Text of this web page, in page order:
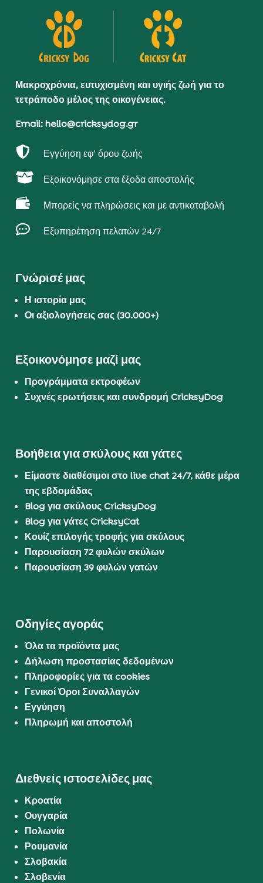
Μακροχρόνια, ευτυχισμένη και υγιής ζωή για το
τετράποδο μέλος της οικογένειας.
Email: hello@cricksydog.gr
 Εγγύηση εφ’ όρου ζωής
 Εξοικονόμησε στα έξοδα αποστολής
 Μπορείς να πληρώσεις και με αντικαταβολή
 Εξυπηρέτηση πελατών 24/7
Γνώρισέ μας
Η ιστορία μας
Οι αξιολογήσεις σας (30.000+)
Εξοικονόμησε μαζί μας
Προγράμματα εκτροφέων
Συχνές ερωτήσεις και συνδρομή CricksyDog
Βοήθεια για σκύλους και γάτες
Είμαστε διαθέσιμοι στο live chat 24/7, κάθε μέρα
της εβδομάδας
Blog για σκύλους CricksyDog
Blog για γάτες CricksyCat
Κουίζ επιλογής τροφής για σκύλους
Παρουσίαση 72 φυλών σκύλων
Παρουσίαση 39 φυλών γατών
Οδηγίες αγοράς
Όλα τα προϊόντα μας
Δήλωση προστασίας δεδομένων
Πληροφορίες για τα cookies
Γενικοί Όροι Συναλλαγών
Εγγύηση
Πληρωμή και αποστολή
Διεθνείς ιστοσελίδες μας
Κροατία
Ουγγαρία
Πολωνία
Ρουμανία
Σλοβακία
Σλοβενία